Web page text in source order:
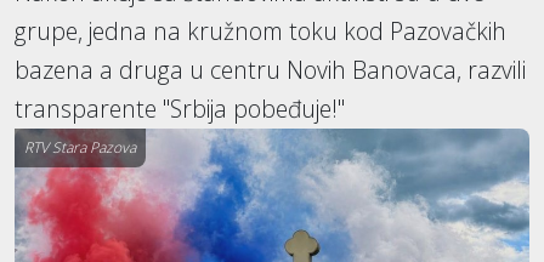
grupe, jedna na kružnom toku kod Pazovačkih
bazena a druga u centru Novih Banovaca, razvili
transparente "Srbija pobeđuje!"
RTV Stara Pazova